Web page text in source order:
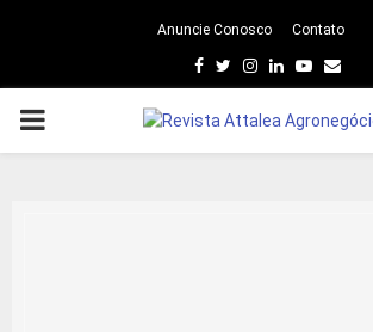
Anuncie Conosco Contato
Facebook
TwitterInstagram
LinkedinYoutube
Email
PRIMARY